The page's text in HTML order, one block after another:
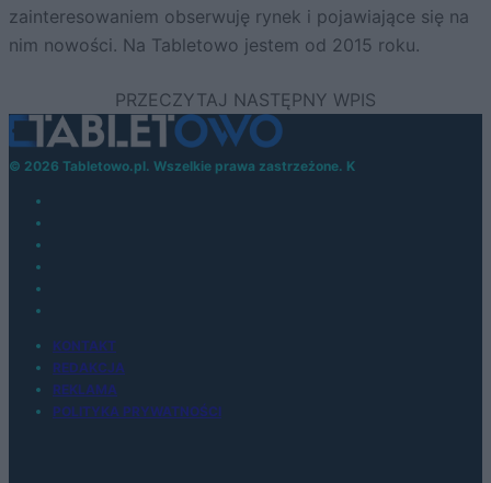
zainteresowaniem obserwuję rynek i pojawiające się na
nim nowości. Na Tabletowo jestem od 2015 roku.
© 2026 Tabletowo.pl. Wszelkie prawa zastrzeżone. K
KONTAKT
REDAKCJA
REKLAMA
POLITYKA PRYWATNOŚCI